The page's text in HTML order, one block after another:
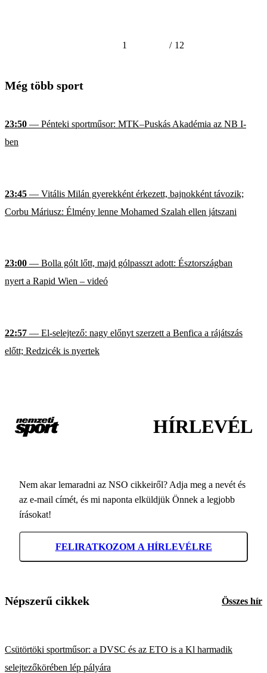
1 / 12
Még több sport
23:50 — Pénteki sportműsor: MTK–Puskás Akadémia az NB I-
ben
23:45 — Vitális Milán gyerekként érkezett, bajnokként távozik;
Corbu Máriusz: Élmény lenne Mohamed Szalah ellen játszani
23:00 — Bolla gólt lőtt, majd gólpasszt adott: Észtországban
nyert a Rapid Wien – videó
22:57 — El-selejtező: nagy előnyt szerzett a Benfica a rájátszás
előtt; Redzicék is nyertek
HÍRLEVÉL
Nem akar lemaradni az NSO cikkeiről? Adja meg a nevét és
az e-mail címét, és mi naponta elküldjük Önnek a legjobb
írásokat!
FELIRATKOZOM A HÍRLEVÉLRE
Népszerű cikkek Összes hír
Csütörtöki sportműsor: a DVSC és az ETO is a Kl harmadik
selejtezőkörében lép pályára